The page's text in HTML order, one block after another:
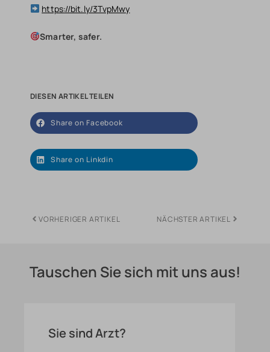
https://bit.ly/3TvpMwy
Smarter, safer.
DIESEN ARTIKEL TEILEN
Share on Facebook
Share on Linkdin
VORHERIGER ARTIKEL NÄCHSTER ARTIKEL
Tauschen Sie sich mit uns aus!
Sie sind Arzt?